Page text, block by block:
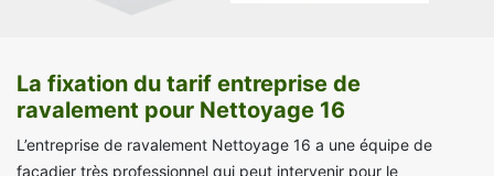
La fixation du tarif entreprise de
ravalement pour Nettoyage 16
L’entreprise de ravalement Nettoyage 16 a une équipe de
façadier très professionnel qui peut intervenir pour le